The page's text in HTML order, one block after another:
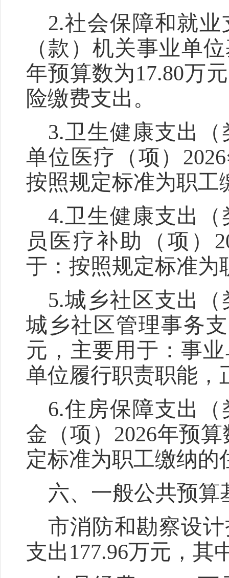
2.社会保障和就
（款）机关事业单
年预算数为17.80万
险缴费支出。
3.卫生健康支出
单位医疗（项） 2026
按照规定标准为职工
4.卫生健康支出
员医疗补助（项）
于：按照规定标准为
5.城乡社区支出
城乡社区管理事务
元，主要用于：事
单位履行职责职能，
6.住房保障支出
金（项） 2026年预算
定标准为职工缴纳的
六、一般公共预算
市消防和勘察设
支出177.96万元，其